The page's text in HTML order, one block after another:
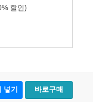
할인)
넣기 바로구매